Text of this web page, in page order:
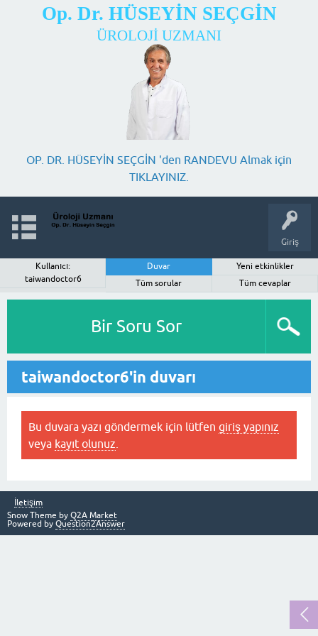
Op. Dr. HÜSEYİN SEÇGİN
ÜROLOJİ UZMANI
OP. DR. HÜSEYİN SEÇGİN 'den RANDEVU Almak için
TIKLAYINIZ.
Giriş
Kullanıcı:
taiwandoctor6
Duvar
Yeni etkinlikler
Tüm sorular
Tüm cevaplar
Bir Soru Sor
taiwandoctor6'in duvarı
Bu duvara yazı göndermek için lütfen giriş yapınız
veya kayıt olunuz
İletişim
Snow Theme by Q2A Market
Powered by Question2Answer